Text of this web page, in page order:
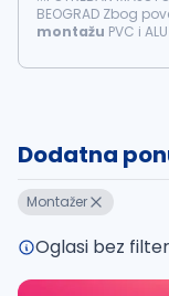
BEOGRAD Zbog
montažu PVC i
Redovna...
Dodatna
Montažer
Oglasi bez